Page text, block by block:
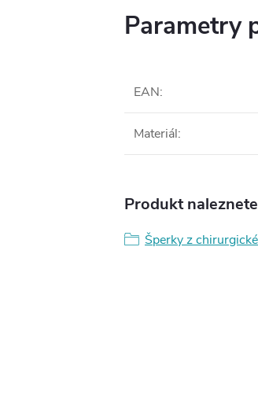
Parametry
EAN:
Materiál:
Produkt
Šperky z